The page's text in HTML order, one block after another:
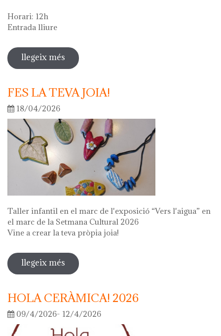
Horari: 12h
Entrada lliure
llegeix més sobre visita guiada a l'exposició "vers
l'aigua" en el marc de la setmana
FES LA TEVA JOIA!
18/04/2026
Taller infantil en el marc de l'exposició “Vers l'aigua” en
el marc de la Setmana Cultural 2026
Vine a crear la teva pròpia joia!
llegeix més sobre fes la teva joia!
HOLA CERÀMICA! 2026
09/4/2026- 12/4/2026